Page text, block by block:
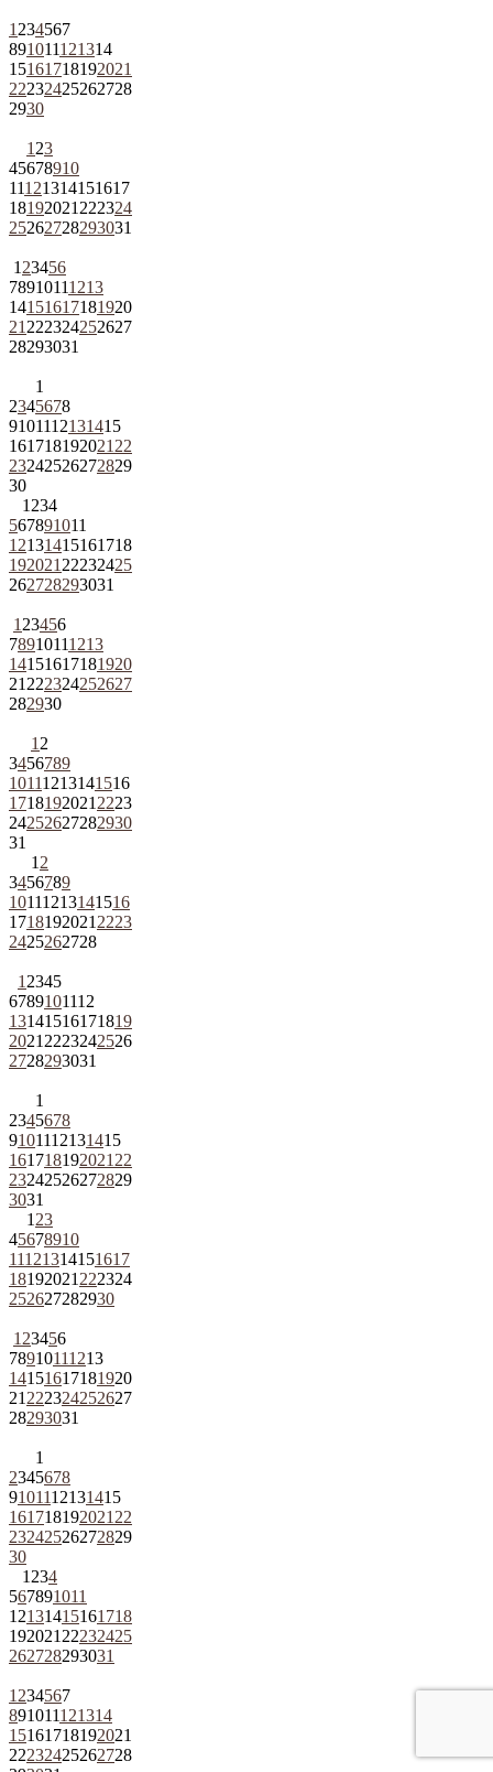
1 234567
891011121314
15161718192021
22232425262728
2930
1 23
45678910
11121314151617
18192021 222324
25262728293031
1 23456
78910111213
14151617181920
21 222324252627
28293031
1
2345678
9101112131415
161718192021 22
23242526272829
30
1 234
567891011
12131415161718
192021 22232425
262728293031
1 23456
78910111213
14151617181920
21 222324252627
282930
1 2
3456789
10111213141516
1718192021 2223
24252627282930
31
1 2
3456789
10111213141516
1718192021 2223
2425262728
1 2345
6789101112
13141516171819
2021 2223242526
2728293031
1
2345678
9101112131415
161718192021 22
23242526272829
3031
1 23
45678910
11121314151617
18192021 222324
252627282930
1 23456
78910111213
14151617181920
21 222324252627
28293031
1
2345678
9101112131415
161718192021 22
23242526272829
30
1 234
567891011
12131415161718
192021 22232425
262728293031
1 234567
891011121314
15161718192021
22232425262728